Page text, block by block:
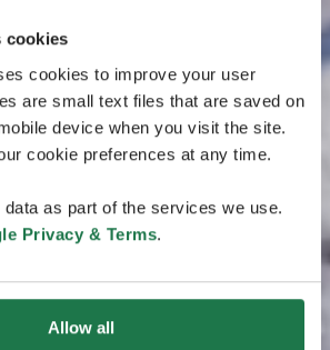
cookies
cookies to improve your user
are small text files that are saved on
device when you visit the site.
cookie preferences at any time.
as part of the services we use.
Privacy & Terms.
Allow all